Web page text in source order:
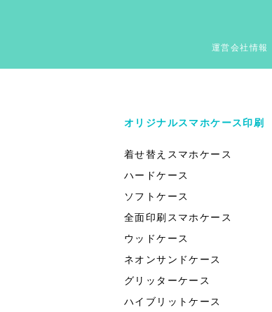
運営会社情報
オリジナルスマホケース印刷
着せ替えスマホケース
ハードケース
ソフトケース
全面印刷スマホケース
ウッドケース
ネオンサンドケース
グリッターケース
ハイブリットケース